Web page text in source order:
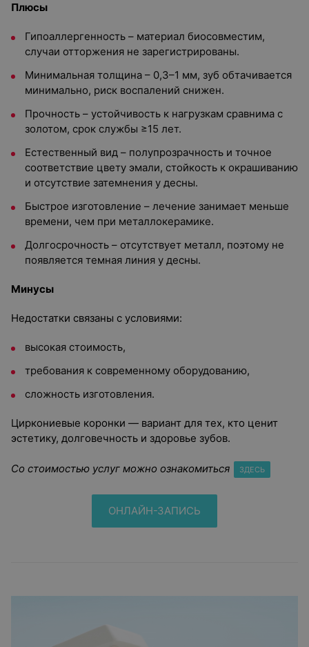
Плюсы
Гипоаллергенность – материал биосовместим,
случаи отторжения не зарегистрированы.
Минимальная толщина – 0,3–1 мм, зуб обтачивается
минимально, риск воспалений снижен.
Прочность – устойчивость к нагрузкам сравнима с
золотом, срок службы ≥15 лет.
Естественный вид – полупрозрачность и точное
соответствие цвету эмали, стойкость к окрашиванию
и отсутствие затемнения у десны.
Быстрое изготовление – лечение занимает меньше
времени, чем при металлокерамике.
Долгосрочность – отсутствует металл, поэтому не
появляется темная линия у десны.
Минусы
Недостатки связаны с условиями:
высокая стоимость,
требования к современному оборудованию,
сложность изготовления.
Циркониевые коронки — вариант для тех, кто ценит
эстетику, долговечность и здоровье зубов.
Со стоимостью услуг можно ознакомиться ЗДЕСЬ
ОНЛАЙН-ЗАПИСЬ